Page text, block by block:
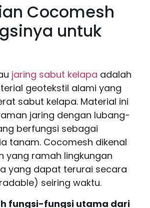
Cocomesh
untuk
jaring sabut kelapa adalah
geotekstil alami yang
sabut kelapa. Material ini
jaring dengan lubang-
berfungsi sebagai
tanam. Cocomesh dikenal
yang ramah lingkungan
yang dapat terurai secara
seiring waktu.
fungsi-fungsi utama dari